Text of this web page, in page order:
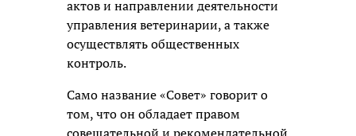
актов и направлении деятельности
управления ветеринарии, а также
осуществлять общественных
контроль.
Само название «Совет» говорит о
том, что он обладает правом
совещательной и рекомендательной